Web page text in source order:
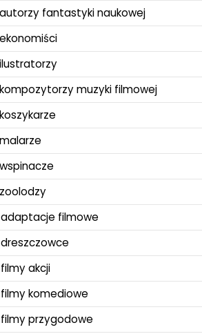
fantastyki naukowej
muzyki filmowej
filmowe
akcji
komediowe
przygodowe